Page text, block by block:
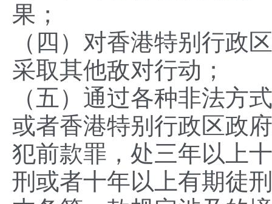
果；
（四）对香港特别行政
采取其他敌对行动；
（五）通过各种非法方
或者香港特别行政区政
犯前款罪，处三年以上
刑或者十年以上有期徒